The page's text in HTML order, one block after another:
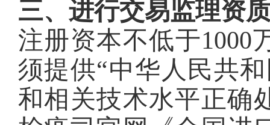
三、进行交易监理资
注册资本不低于1000
须提供“中华人民共
和相关技术水平正确